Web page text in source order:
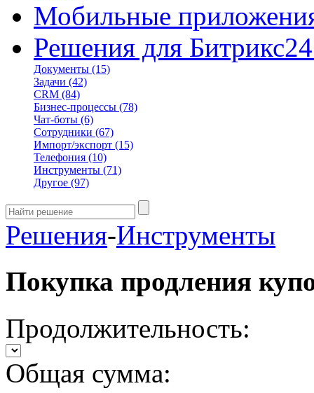
Мобильные
Решения для Битрикс24
Документы (15)
Задачи (42)
CRM (84)
Бизнес-процессы (78)
Чат-боты (6)
Сотрудники (67)
Импорт/экспорт (15)
Телефония (10)
Инструменты (71)
Другое (97)
Решения-Инструменты
Покупка продления
Продолжительность:
Общая сумма: